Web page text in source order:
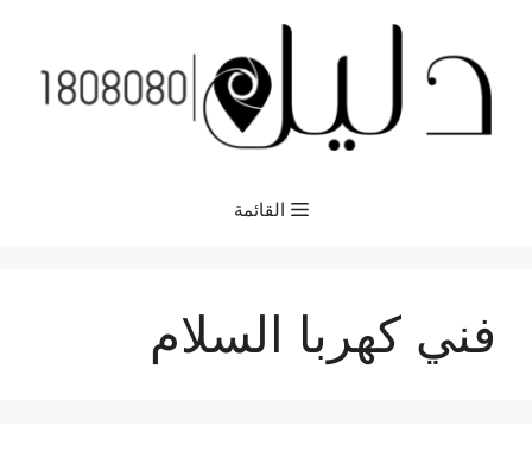
المحتوى
القائمة
فني كهربا السلام